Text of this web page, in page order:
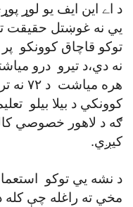
د اے اين ايف يو لوړ
يي نه غوښتل حقيقت
توکو قاچاق کوونکو
نه دي،د تيرو درو
کوونکي د بيلا بيلو
ګه د لاهور خصوصي
کيږي.
د نشه يي توکو
مخي ته راغله چې کله